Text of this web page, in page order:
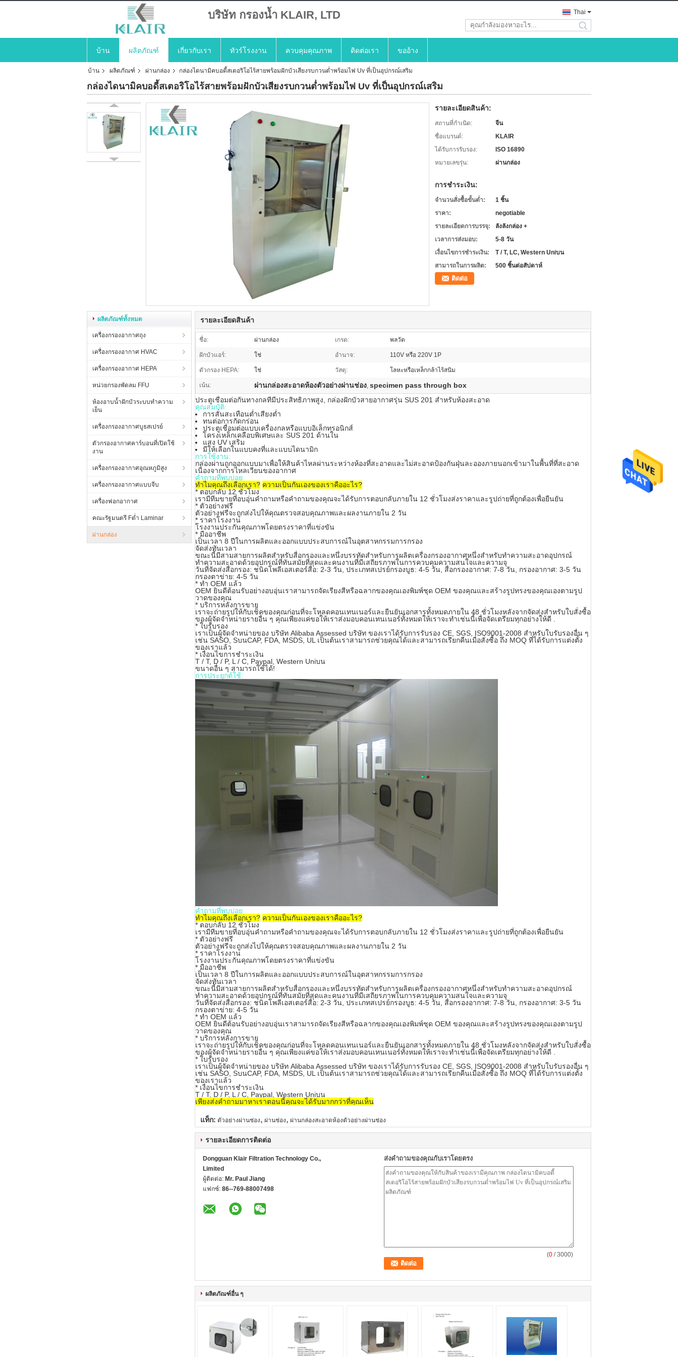
บริษัท กรองน้ำ KLAIR, LTD Thai
search
บ้าน ผลิตภัณฑ์ เกี่ยวกับเรา ทัวร์โรงงาน ควบคุมคุณภาพ ติดต่อเรา ขออ้าง
บ้าน ผลิตภัณฑ์ ผ่านกล่อง กล่องไดนามิคบอดี้สเตอริโอไร้สายพร้อมฝักบัวเสียงรบกวนต่ำพร้อมไฟ Uv ที่เป็นอุปกรณ์เสริม
กล่องไดนามิคบอดี้สเตอริโอไร้สายพร้อมฝักบัวเสียงรบกวนต่ำพร้อมไฟ Uv ที่เป็นอุปกรณ์เสริม
รายละเอียดสินค้า:
สถานที่กำเนิด:
จีน
ชื่อแบรนด์:
KLAIR
ได้รับการรับรอง:
ISO 16890
หมายเลขรุ่น:
ผ่านกล่อง
การชำระเงิน:
จำนวนสั่งซื้อขั้นต่ำ:
1 ชิ้น
ราคา:
negotiable
รายละเอียดการบรรจุ:
ลังลังกล่อง +
เวลาการส่งมอบ:
5-8 วัน
เงื่อนไขการชำระเงิน:
T / T, LC, Western Uniบน
สามารถในการผลิต:
500 ชิ้นต่อสัปดาห์
ติดต่อ
ผลิตภัณฑ์ทั้งหมด
เครื่องกรองอากาศถุง
เครื่องกรองอากาศ HVAC
เครื่องกรองอากาศ HEPA
หน่วยกรองพัดลม FFU
ห้องอาบน้ำฝักบัวระบบทำความ
เย็น
เครื่องกรองอากาศบูธสเปรย์
ตัวกรองอากาศคาร์บอนที่เปิดใช้
งาน
เครื่องกรองอากาศอุณหภูมิสูง
เครื่องกรองอากาศแบบจีบ
เครื่องฟอกอากาศ
คณะรัฐมนตรี Fต่ำ Laminar
ผ่านกล่อง
รายละเอียดสินค้า
ชื่อ: ผ่านกล่อง เกรด: พลวัต
ฝักบัวแอร์: ใช่ อำนาจ: 110V หรือ 220V 1P
ตัวกรอง HEPA: ใช่ วัสดุ: โลหะหรือเหล็กกล้าไร้สนิม
เน้น: ผ่านกล่องสะอาดห้องตัวอย่างผ่านช่อง, specimen pass through box
ประตูเชื่อมต่อกันทางกลที่มีประสิทธิภาพสูง, กล่องฝักบัวสายอากาศรุ่น SUS 201 สำหรับห้องสะอาด
คุณสมบัติ:
การสั่นสะเทือนต่ำเสียงต่ำ
ทนต่อการกัดกร่อน
ประตูเชื่อมต่อแบบเครื่องกลหรือแบบอิเล็กทรอนิกส์
โครงเหล็กเคลือบพิเศษและ SUS 201 ด้านใน
แสง UV เสริม
มีให้เลือกในแบบคงที่และแบบไดนามิก
การใช้งาน:
กล่องผ่านถูกออกแบบมาเพื่อให้สินค้าไหลผ่านระหว่างห้องที่สะอาดและไม่สะอาดป้องกันฝุ่นละอองภายนอกเข้ามาในพื้นที่ที่สะอาด
เนื่องจากการไหลเวียนของอากาศ
คำถามที่พบบ่อย
ทำไมคุณถึงเลือกเรา? ความเป็นกันเองของเราคืออะไร?
* ตอบกลับ 12 ชั่วโมง
เรามีทีมขายที่อบอุ่นคำถามหรือคำถามของคุณจะได้รับการตอบกลับภายใน 12 ชั่วโมงส่งราคาและรูปถ่ายที่ถูกต้องเพื่อยืนยัน
* ตัวอย่างฟรี
ตัวอย่างฟรีจะถูกส่งไปให้คุณตรวจสอบคุณภาพและผลงานภายใน 2 วัน
* ราคาโรงงาน
โรงงานประกันคุณภาพโดยตรงราคาที่แข่งขัน
* มืออาชีพ
เป็นเวลา 8 ปีในการผลิตและออกแบบประสบการณ์ในอุตสาหกรรมการกรอง
จัดส่งทันเวลา
ขณะนี้มีสามสายการผลิตสำหรับสื่อกรองและหนึ่งบรรทัดสำหรับการผลิตเครื่องกรองอากาศหนึ่งสำหรับทำความสะอาดอุปกรณ์
ทำความสะอาดด้วยอุปกรณ์ที่ทันสมัยที่สุดและคนงานที่มีเสถียรภาพในการควบคุมความสนใจและความจุ
วันที่จัดส่งสื่อกรอง: ชนิดโพลีเอสเตอร์สื่อ: 2-3 วัน, ประเภทสเปรย์กรองบูธ: 4-5 วัน, สื่อกรองอากาศ: 7-8 วัน, กรองอากาศ: 3-5 วัน
กรองตาข่าย: 4-5 วัน
* ทำ OEM แล้ว
OEM ยินดีต้อนรับอย่างอบอุ่นเราสามารถจัดเรียงสีหรือฉลากของคุณเองพิมพ์ชุด OEM ของคุณและสร้างรูปทรงของคุณเองตามรูป
วาดของคุณ
* บริการหลังการขาย
เราจะถ่ายรูปให้กับเช็คของคุณก่อนที่จะโหลดคอนเทนเนอร์และยืนยันเอกสารทั้งหมดภายใน 48 ชั่วโมงหลังจากจัดส่งสำหรับใบสั่งซื้อ
ของผู้จัดจำหน่ายรายอื่น ๆ คุณเพียงแค่ขอให้เราส่งมอบคอนเทนเนอร์ทั้งหมดให้เราจะทำเช่นนี้เพื่อจัดเตรียมทุกอย่างให้ดี .
* ใบรับรอง
เราเป็นผู้จัดจำหน่ายของ บริษัท Alibaba Assessed บริษัท ของเราได้รับการรับรอง CE, SGS, ISO9001-2008 สำหรับใบรับรองอื่น ๆ
เช่น SASO, SบนCAP, FDA, MSDS, UL เป็นต้นเราสามารถช่วยคุณได้และสามารถเรียกคืนเมื่อสั่งซื้อ ถึง MOQ ที่ได้รับการแต่งตั้ง
ของเราแล้ว
* เงื่อนไขการชำระเงิน
T / T, D / P, L / C, Paypal, Western Uniบน
ขนาดอื่น ๆ สามารถใช้ได้!
การประยุกต์ใช้:
คำถามที่พบบ่อย
ทำไมคุณถึงเลือกเรา? ความเป็นกันเองของเราคืออะไร?
* ตอบกลับ 12 ชั่วโมง
เรามีทีมขายที่อบอุ่นคำถามหรือคำถามของคุณจะได้รับการตอบกลับภายใน 12 ชั่วโมงส่งราคาและรูปถ่ายที่ถูกต้องเพื่อยืนยัน
* ตัวอย่างฟรี
ตัวอย่างฟรีจะถูกส่งไปให้คุณตรวจสอบคุณภาพและผลงานภายใน 2 วัน
* ราคาโรงงาน
โรงงานประกันคุณภาพโดยตรงราคาที่แข่งขัน
* มืออาชีพ
เป็นเวลา 8 ปีในการผลิตและออกแบบประสบการณ์ในอุตสาหกรรมการกรอง
จัดส่งทันเวลา
ขณะนี้มีสามสายการผลิตสำหรับสื่อกรองและหนึ่งบรรทัดสำหรับการผลิตเครื่องกรองอากาศหนึ่งสำหรับทำความสะอาดอุปกรณ์
ทำความสะอาดด้วยอุปกรณ์ที่ทันสมัยที่สุดและคนงานที่มีเสถียรภาพในการควบคุมความสนใจและความจุ
วันที่จัดส่งสื่อกรอง: ชนิดโพลีเอสเตอร์สื่อ: 2-3 วัน, ประเภทสเปรย์กรองบูธ: 4-5 วัน, สื่อกรองอากาศ: 7-8 วัน, กรองอากาศ: 3-5 วัน
กรองตาข่าย: 4-5 วัน
* ทำ OEM แล้ว
OEM ยินดีต้อนรับอย่างอบอุ่นเราสามารถจัดเรียงสีหรือฉลากของคุณเองพิมพ์ชุด OEM ของคุณและสร้างรูปทรงของคุณเองตามรูป
วาดของคุณ
* บริการหลังการขาย
เราจะถ่ายรูปให้กับเช็คของคุณก่อนที่จะโหลดคอนเทนเนอร์และยืนยันเอกสารทั้งหมดภายใน 48 ชั่วโมงหลังจากจัดส่งสำหรับใบสั่งซื้อ
ของผู้จัดจำหน่ายรายอื่น ๆ คุณเพียงแค่ขอให้เราส่งมอบคอนเทนเนอร์ทั้งหมดให้เราจะทำเช่นนี้เพื่อจัดเตรียมทุกอย่างให้ดี .
* ใบรับรอง
เราเป็นผู้จัดจำหน่ายของ บริษัท Alibaba Assessed บริษัท ของเราได้รับการรับรอง CE, SGS, ISO9001-2008 สำหรับใบรับรองอื่น ๆ
เช่น SASO, SบนCAP, FDA, MSDS, UL เป็นต้นเราสามารถช่วยคุณได้และสามารถเรียกคืนเมื่อสั่งซื้อ ถึง MOQ ที่ได้รับการแต่งตั้ง
ของเราแล้ว
* เงื่อนไขการชำระเงิน
T / T, D / P, L / C, Paypal, Western Uniบน
เพียงส่งคำถามมาหาเราตอนนี้คุณจะได้รับมากกว่าที่คุณเห็น
แท็ก: ตัวอย่างผ่านช่อง, ผ่านช่อง, ผ่านกล่องสะอาดห้องตัวอย่างผ่านช่อง
รายละเอียดการติดต่อ
Dongguan Klair Filtration Technology Co.,
Limited
ผู้ติดต่อ: Mr. Paul Jiang
แฟกซ์: 86--769-88007498
ส่งคำถามของคุณกับเราโดยตรง
(0 / 3000)
ผลิตภัณฑ์อื่น ๆ